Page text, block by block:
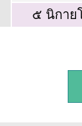
๕ นิกาย